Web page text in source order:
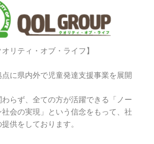
オリティ・オブ・ライフ】
に県内外で児童発達支援事業を展開
らず、全ての方が活躍できる「ノー
会の実現」という信念をもって、社
供をしております。